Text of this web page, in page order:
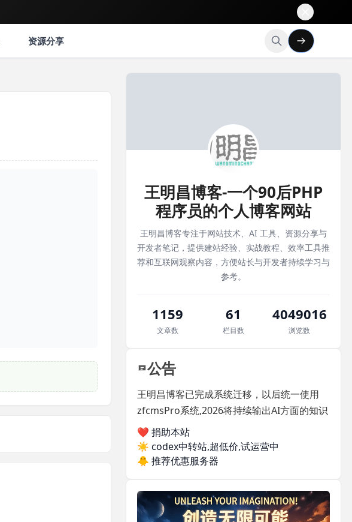
资源分享
王明昌博客-一个90后PHP
程序员的个人博客网站
王明昌博客专注于网站技术、AI 工具、资源分享与
开发者笔记，提供建站经验、实战教程、效率工具推
荐和互联网观察内容，方便站长与开发者持续学习与
参考。
1159
文章数
61
栏目数
4049016
浏览数
公告
王明昌博客已完成系统迁移，以后统一使用
zfcmsPro系统,2026将持续输出AI方面的知识
❤️ 捐助本站
☀️ codex中转站,超低价,试运营中
🐥 推荐优惠服务器